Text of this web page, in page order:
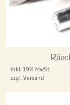
inkl. 19% MwSt.
zzgl. Versand